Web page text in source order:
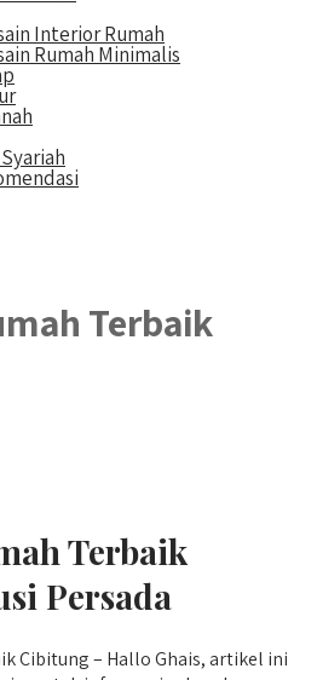
Interior Rumah
Rumah Minimalis
Terbaik
Terbaik
Persada
Cibitung – Hallo Ghais, artikel ini